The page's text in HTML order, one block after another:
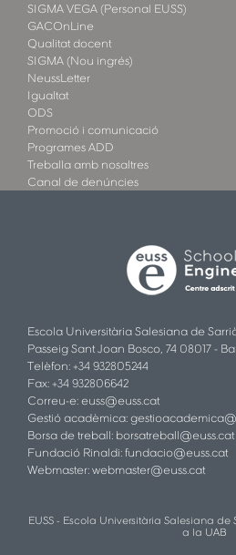
SIGMA VEGA (Personal EUSS)
GACOnLine
Qualitat docent
SIGMA (Nou ingrés)
NeussLetter
Igualtat
ODS
Promoció i comunicació
Programes ADD
Treballa amb nosaltres
Canal de denúncies
Escola Universitària Salesiana de
Passeig Sant Joan Bosco, 74 08017 -
Telèfon: +34 932805244
Fax: +34 932806642
Correu-e: euss@euss.cat
Gestió acadèmica:
Borsa de treball: borsatreball@euss.cat
Fundació Rinaldi: fundacio@euss.cat
Webmaster: webmaster@euss.cat
EUSS - Escola Universitària Salesiana
a la UAB